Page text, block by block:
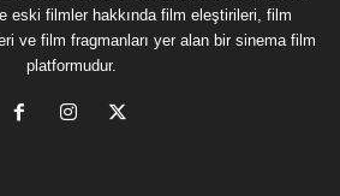
eski filmler hakkında film eleştirileri, film
ve film fragmanları yer alan bir sinema film
platformudur.